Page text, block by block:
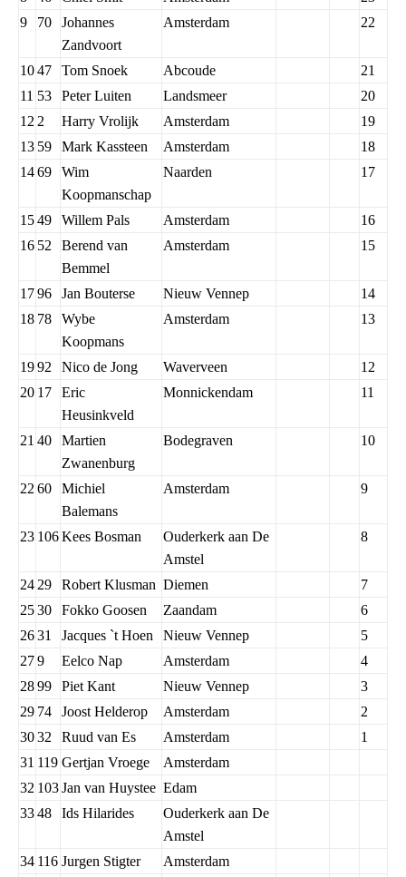
9
70
Johannes
Zandvoort
Amsterdam 22
1047 Tom Snoek Abcoude
21
11 53 Peter Luiten Landsmeer
20
12 2 Harry Vrolijk Amsterdam
19
13 59 Mark Kassteen Amsterdam
18
1469
Wim
Koopmanschap
Naarden 17
1549 Willem Pals Amsterdam
16
16 52
Berend van
Bemmel
Amsterdam 15
1796 Jan Bouterse Nieuw Vennep
14
18 78
Wybe
Koopmans
Amsterdam 13
1992 Nico de Jong Waverveen
12
20 17
Eric
Heusinkveld
Monnickendam 11
21 40
Martien
Zwanenburg
Bodegraven 10
22 60
Michiel
Balemans
Amsterdam 9
23 106Kees Bosman
Ouderkerk aan De
Amstel
8
24 29 Robert Klusman Diemen
7
2530 Fokko Goosen Zaandam
6
2631 Jacques `t Hoen Nieuw Vennep
5
279 Eelco Nap Amsterdam
4
2899 Piet Kant Nieuw Vennep
3
29 74 Joost Helderop Amsterdam
2
3032 Ruud van Es Amsterdam
1
31 119 Gertjan Vroege
Amsterdam
32 103Jan van Huystee Edam
3348 Ids Hilarides
Ouderkerk aan De
Amstel
34 116 Jurgen Stigter
Amsterdam